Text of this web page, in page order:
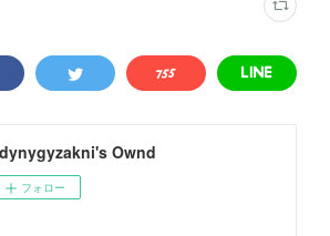
Ownd
フォロー